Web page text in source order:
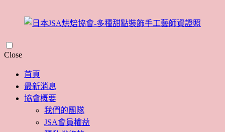
CloseSkip
content
首頁
最新消息
協會概要
我們的團隊
JSA會員權益